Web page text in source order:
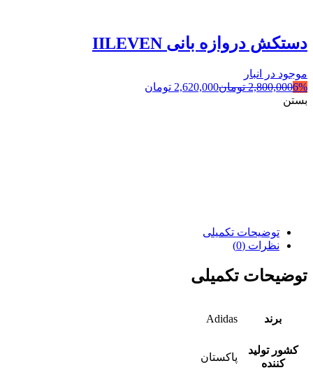
دستکش دروازه بانی IILEVEN
موجود در انبار
6%
2,800,000 تومان2,620,000 تومان
بستن
توضیحات تکمیلی
نظرات (0)
توضیحات تکمیلی
برند Adidas
کشور تولید
کننده
پاکستان